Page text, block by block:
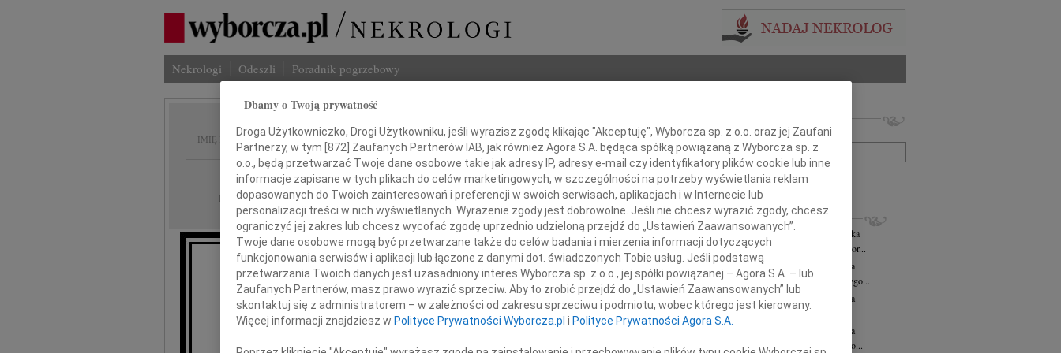
Nekrologi Odeszli Poradnik pogrzebowy
IMIĘ I NAZWISKO: Piotr Borkowski
REGION: cała Polska
DATA EMISJI: 22.04.2025
Ze smutkiem przyjęłam wiadomość o śmierci
Piotra Borkowskiego
Imię i nazwisko lub numer ogłoszenia:
+ szukanie zaawansowane
INNE NEKROLOGI
Małgorzata Kościelska06.08.2026
cała Polska
Z głębokim smutkiem żegnamy Panią Profesor...
Andrzej Morozowski
cała Polska
Żegnamy Andrzeja Morozowskiego Wybitnego...
Andrzej Morozowski
cała Polska
Z głębokim żalem żegnamy Andrzeja...
Andrzej Morozowski
cała Polska
Z ogromnym żalem przyjęliśmy wiadomość o...
Dbamy o Twoją prywatność
Droga Użytkowniczko, Drogi Użytkowniku, jeśli wyrazisz zgodę klikając "Akceptuję", Wyborcza sp. z o.o. oraz jej Zaufani
Partnerzy, w tym [872] Zaufanych Partnerów IAB, jak również Agora S.A. będąca spółką powiązaną z Wyborcza sp. z
o.o., będą przetwarzać Twoje dane osobowe takie jak adresy IP, adresy e-mail czy identyfikatory plików cookie lub inne
informacje zapisane w tych plikach do celów marketingowych, w szczególności na potrzeby wyświetlania reklam
dopasowanych do Twoich zainteresowań i preferencji w swoich serwisach, aplikacjach i w Internecie lub
personalizacji treści w nich wyświetlanych. Wyrażenie zgody jest dobrowolne. Jeśli nie chcesz wyrazić zgody, chcesz
ograniczyć jej zakres lub chcesz wycofać zgodę uprzednio udzieloną przejdź do „Ustawień Zaawansowanych”.
Twoje dane osobowe mogą być przetwarzane także do celów badania i mierzenia informacji dotyczących
funkcjonowania serwisów i aplikacji lub łączone z danymi dot. świadczonych Tobie usług. Jeśli podstawą
przetwarzania Twoich danych jest uzasadniony interes Wyborcza sp. z o.o., jej spółki powiązanej – Agora S.A. – lub
Zaufanych Partnerów, masz prawo wyrazić sprzeciw. Aby to zrobić przejdź do „Ustawień Zaawansowanych” lub
skontaktuj się z administratorem – w zależności od zakresu sprzeciwu i podmiotu, wobec którego jest kierowany.
Więcej informacji znajdziesz w Polityce Prywatności Wyborcza.pl i Polityce Prywatności Agora S.A.